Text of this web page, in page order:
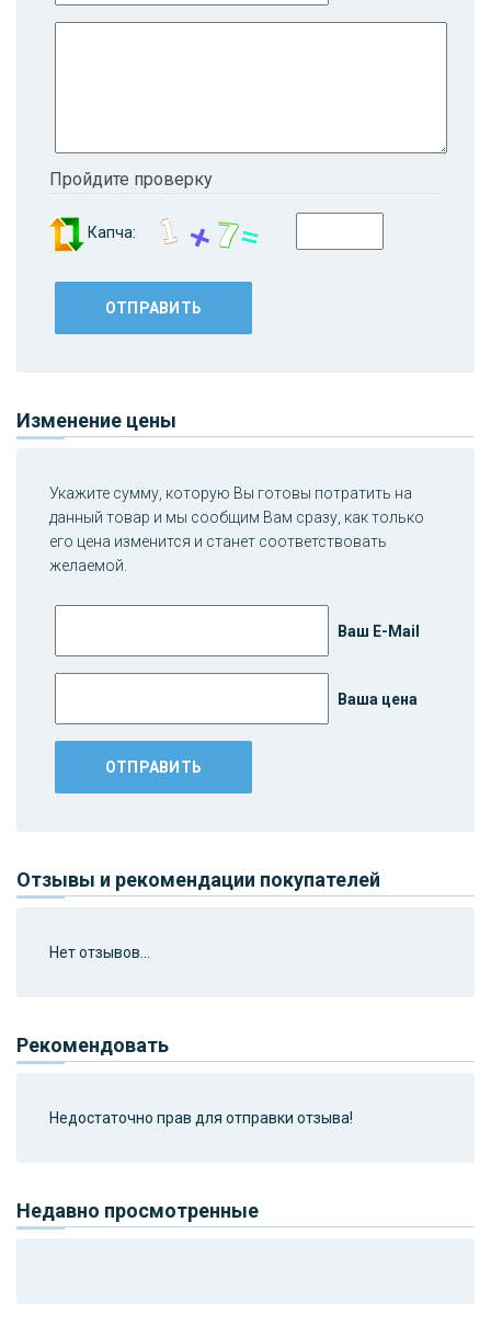
Пройдите проверку
Капча:
Изменение цены
Укажите сумму, которую Вы готовы потратить на
данный товар и мы сообщим Вам сразу, как только
его цена изменится и станет соответствовать
желаемой.
Ваш E-Mail
Ваша цена
Отзывы и рекомендации покупателей
Нет отзывов...
Рекомендовать
Недостаточно прав для отправки отзыва!
Недавно просмотренные